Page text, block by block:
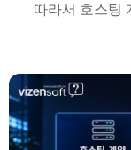
따라서 호스팅